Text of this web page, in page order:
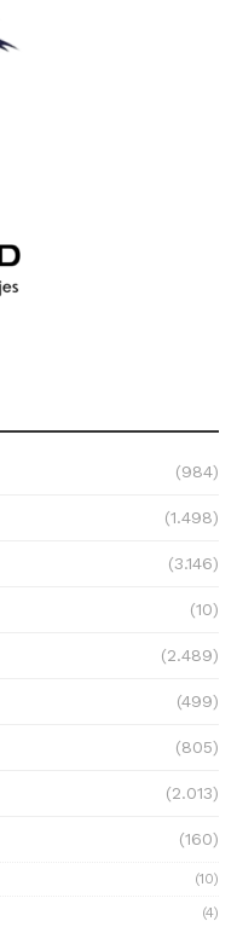
(984)
(1.498)
(3.146)
(10)
(2.489)
(499)
(805)
(2.013)
(160)
(10)
(4)